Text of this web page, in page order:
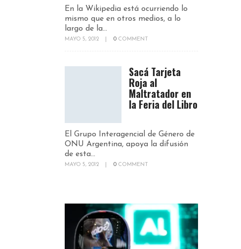
En la Wikipedia está ocurriendo lo
mismo que en otros medios, a lo
largo de la...
MAYO 5, 2012 0 COMMENT
Sacá Tarjeta
Roja al
Maltratador en
la Feria del Libro
El Grupo Interagencial de Género de
ONU Argentina, apoya la difusión
de esta...
MAYO 5, 2012 0 COMMENT